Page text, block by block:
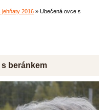
jehňaty 2016 » Ubečená ovce s
beránkem